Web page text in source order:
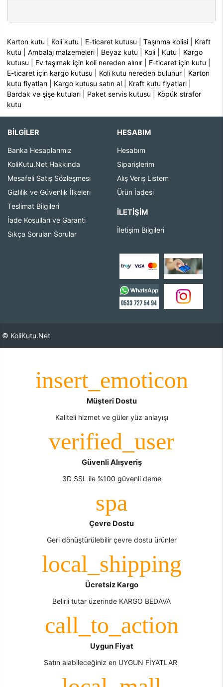
Karton kutu Koli kutu E-ticaret kutusu |Taşınma kolisi
Kraft
kutu |Ambalaj malzemeleri Beyaz kutu Koli Kutu
Kargo
kutusu
Ev taşımak için koli nereden alınır E-ticaret için kutu
E-ticaret için kargo kutusu
Koli kutu nereden bulunur
Karton
kutu fiyatları
Kargo kutusu satın al Kraft kutu fiyatları
Bardak ve şişe kutuları
Paket servis kutusu
Köpük strafor
kutu
BİLGİLER
Banka Hesaplarımız
KoliKutu.Net Hakkında
Mesafeli Satış Sözleşmesi
Gizlilik ve Güvenlik İlkeleri
Teslimat Bilgileri
İade Koşulları ve Garanti
Sıkça Sorulan Sorular
HESABIM
Hesabım
Siparişlerim
Alış Veriş Listem
Ürün İadesi
İLETIŞIM
İletişim Bilgileri
© KoliKutu.Net
Müşteri Dostu
Kaliteli hizmet ve güler yüz anlayışı
Güvenli Alışveriş
3D SSL ile %100 güvenli deme
Çevre Dostu
Geri dönüştürülebilir çevre dostu ürünler
Ücretsiz Kargo
Belirli tutar üzerinde KARGO BEDAVA
Uygun Fiyat
Satın alabileceğiniz en UYGUN FİYATLAR